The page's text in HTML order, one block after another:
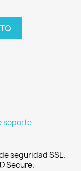
soporte
seguridad SSL.
Secure.